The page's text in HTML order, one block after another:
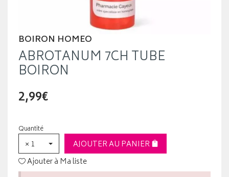
BOIRON HOMEO
ABROTANUM 7CH TUBE
BOIRON
2,99€
Quantité
× 1
AJOUTER AU PANIER
Ajouter à Ma liste